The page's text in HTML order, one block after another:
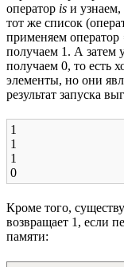
оператор is и узнаем,
тот же список
применяем оператор
получаем 1. А затем
получаем 0, то есть
элементы, но они
результат запуска
1
1
1
0
Кроме того,
возвращает 1, если
памяти: